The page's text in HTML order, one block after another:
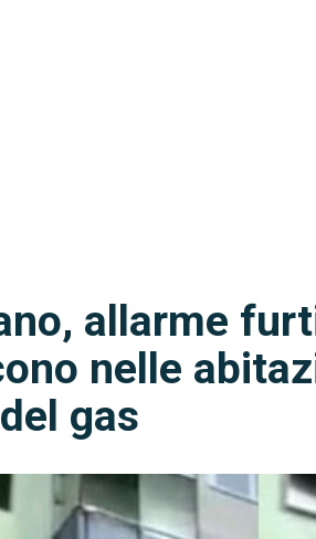
allarme
nelle
gas